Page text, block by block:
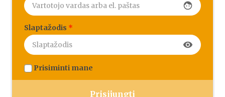
face
Slaptažodis *
visibility
Prisiminti mane